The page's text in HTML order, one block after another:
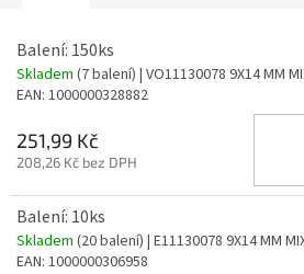
Balení: 150ks
Skladem (7 balení) | VO11130078 9X14 MM
EAN: 1000000328882
251,99 Kč
208,26 Kč bez DPH
Balení: 10ks
Skladem (20 balení) | E11130078 9X14 MM
EAN: 1000000306958